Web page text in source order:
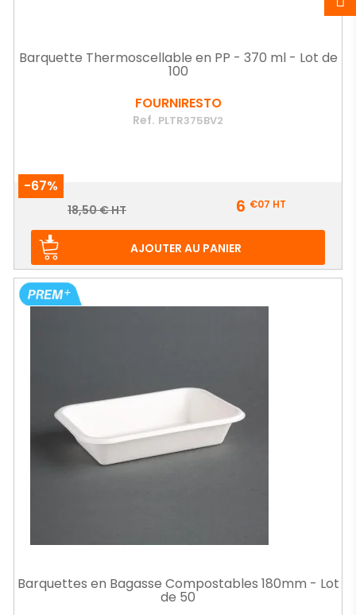
Barquette Thermoscellable en PP - 370 ml - Lot de
100
FOURNIRESTO
Ref. PLTR375BV2
-67%
Prix
Prix
18,50 € HT 6 €07 HT
AJOUTER AU PANIER
Barquettes en Bagasse Compostables 180mm - Lot
de 50